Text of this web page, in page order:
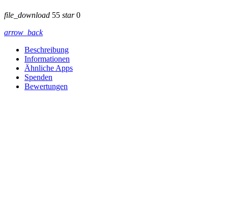
file_download 55 star0
arrow_back
Beschreibung
Informationen
Ähnliche Apps
Spenden
Bewertungen